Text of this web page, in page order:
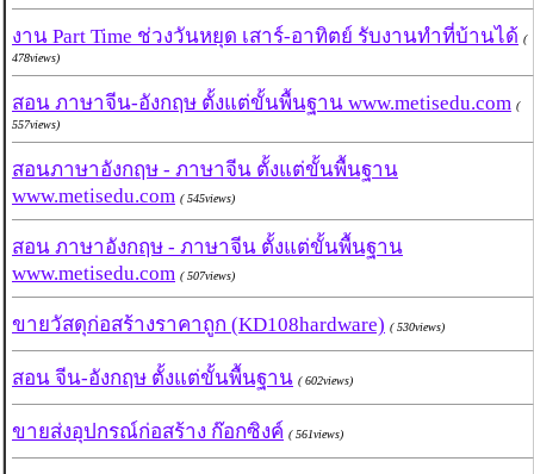
งาน Part Time ช่วงวันหยุด เสาร์-อาทิตย์ รับงานทำที่บ้านได้ (
478views)
สอน ภาษาจีน-อังกฤษ ตั้งแต่ขั้นพื้นฐาน www.metisedu.com (
557views)
สอนภาษาอังกฤษ - ภาษาจีน ตั้งแต่ขั้นพื้นฐาน
www.metisedu.com ( 545views)
สอน ภาษาอังกฤษ - ภาษาจีน ตั้งแต่ขั้นพื้นฐาน
www.metisedu.com ( 507views)
ขายวัสดุก่อสร้างราคาถูก (KD108hardware) ( 530views)
สอน จีน-อังกฤษ ตั้งแต่ขั้นพื้นฐาน ( 602views)
ขายส่งอุปกรณ์ก่อสร้าง ก๊อกซิงค์ ( 561views)